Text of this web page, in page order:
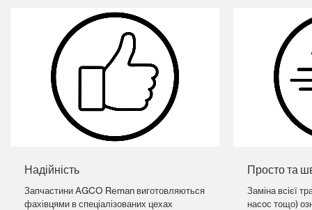
Надійність
Запчастини AGCO Reman виготовляються
фахівцями в спеціалізованих цехах
Просто та
Заміна всієї
насос тощо)